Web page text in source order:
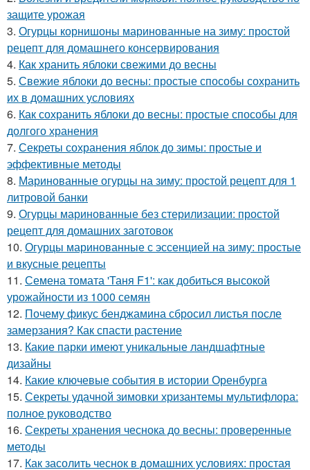
защите урожая
3. Огурцы корнишоны маринованные на зиму: простой
рецепт для домашнего консервирования
4. Как хранить яблоки свежими до весны
5. Свежие яблоки до весны: простые способы сохранить
их в домашних условиях
6. Как сохранить яблоки до весны: простые способы для
долгого хранения
7. Секреты сохранения яблок до зимы: простые и
эффективные методы
8. Маринованные огурцы на зиму: простой рецепт для 1
литровой банки
9. Огурцы маринованные без стерилизации: простой
рецепт для домашних заготовок
10. Огурцы маринованные с эссенцией на зиму: простые
и вкусные рецепты
11. Семена томата 'Таня F1': как добиться высокой
урожайности из 1000 семян
12. Почему фикус бенджамина сбросил листья после
замерзания? Как спасти растение
13. Какие парки имеют уникальные ландшафтные
дизайны
14. Какие ключевые события в истории Оренбурга
15. Секреты удачной зимовки хризантемы мультифлора:
полное руководство
16. Секреты хранения чеснока до весны: проверенные
методы
17. Как засолить чеснок в домашних условиях: простая